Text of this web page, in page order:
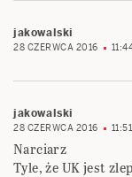
jakowalski
28 CZERWCA 2016
jakowalski
28 CZERWCA 2016 11:51
Narciarz
Tyle, że UK jest